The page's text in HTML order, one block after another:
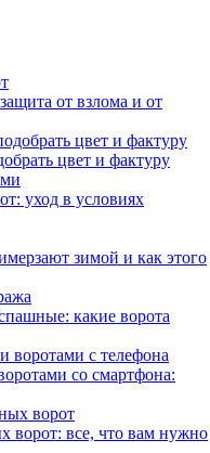
от взлома и от
цвет и фактуру
уход в условиях
зимой и как этого
какие ворота
со смартфона:
ворот: все, что вам нужно